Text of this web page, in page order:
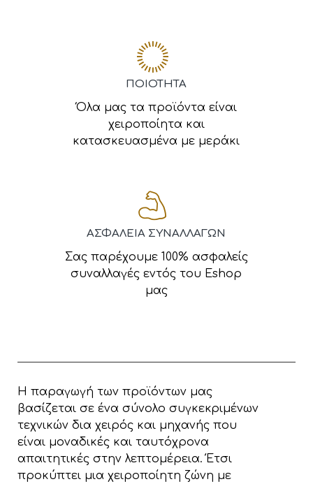
ΠΟΙΟΤΗΤΑ
Όλα μας τα προϊόντα είναι
χειροποίητα και
κατασκευασμένα με μεράκι
ΑΣΦΑΛΕΙΑ ΣΥΝΑΛΛΑΓΩΝ
Σας παρέχουμε 100% ασφαλείς
συναλλαγές εντός του Eshop
μας
Η παραγωγή των προϊόντων μας
βασίζεται σε ένα σύνολο συγκεκριμένων
τεχνικών δια χειρός και μηχανής που
είναι μοναδικές και ταυτόχρονα
απαιτητικές στην λεπτομέρεια. Έτσι
προκύπτει μια χειροποίητη ζώνη με